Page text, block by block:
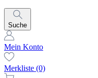
Suche
Mein Konto
Merkliste (0)